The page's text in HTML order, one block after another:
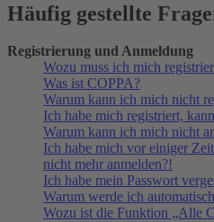
Häufig gestellte
Registrierung und Anmeldung
Wozu muss ich mich
Was ist COPPA?
Warum kann ich mich nicht
Ich habe mich registriert,
Warum kann ich mich nicht
Ich habe mich vor einiger
nicht mehr anmelden?!
Ich habe mein Passwort
Warum werde ich
Wozu ist die Funktion „Alle